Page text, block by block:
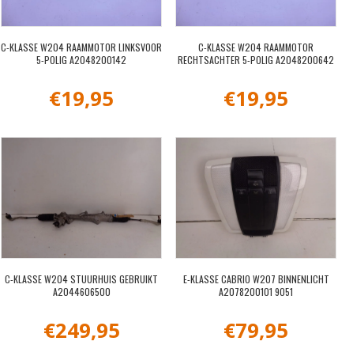
C-KLASSE W204 RAAMMOTOR LINKSVOOR
5-POLIG A2048200142
€19,95
C-KLASSE W204 RAAMMOTOR
RECHTSACHTER 5-POLIG A2048200642
€19,95
C-KLASSE W204 STUURHUIS GEBRUIKT
A2044606500
€249,95
E-KLASSE CABRIO W207 BINNENLICHT
A2078200101 9051
€79,95